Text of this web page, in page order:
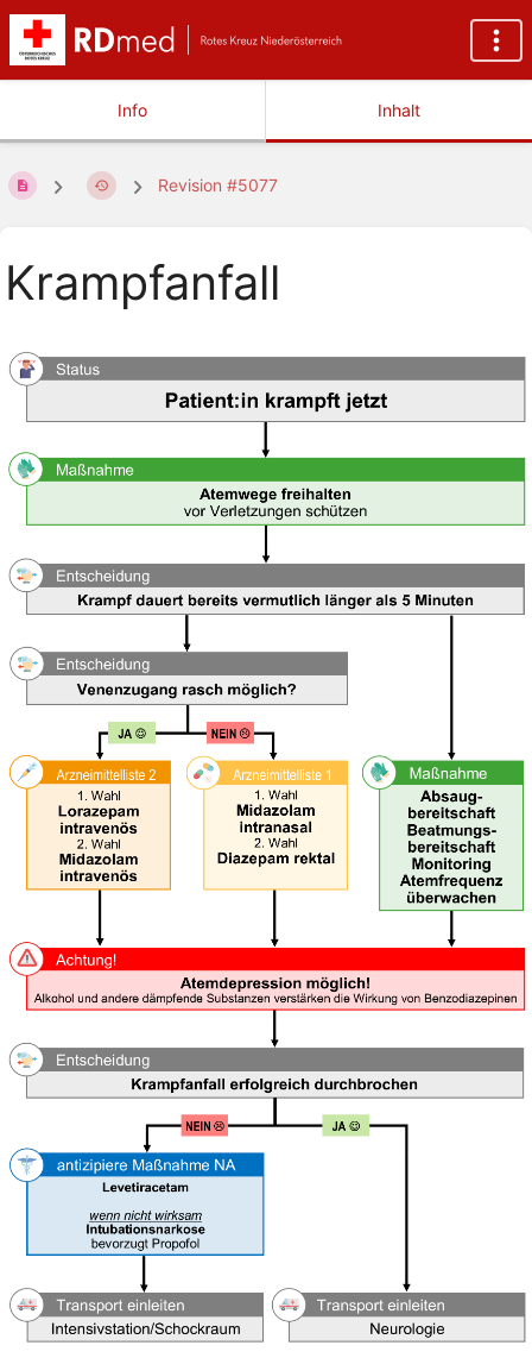
Info Inhalt
Revision #5077
Krampfanfall